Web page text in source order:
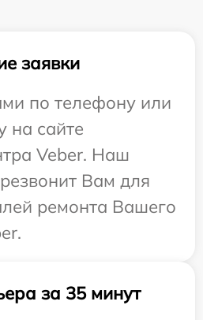
заявки
по телефону или
на сайте
Veber. Наш
Вам для
ремонта Вашего
за 35 минут